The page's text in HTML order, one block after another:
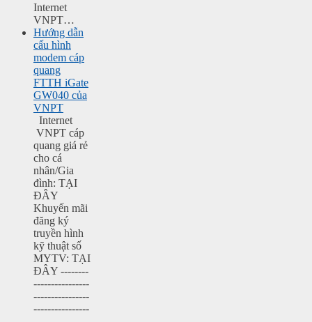
Internet
VNPT…
Hướng dẫn
cấu hình
modem cáp
quang
FTTH iGate
GW040 của
VNPT
Internet
VNPT cáp
quang giá rẻ
cho cá
nhân/Gia
đình: TẠI
ĐÂY
Khuyến mãi
đăng ký
truyền hình
kỹ thuật số
MYTV: TẠI
ĐÂY --------
----------------
----------------
----------------